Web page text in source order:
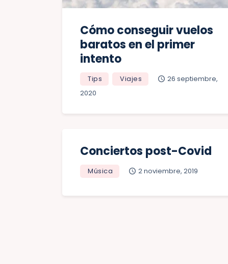
Cómo conseguir vuelos
baratos en el primer
intento
Tips Viajes
26 septiembre,
2020
Conciertos post-Covid
Música 2 noviembre, 2019